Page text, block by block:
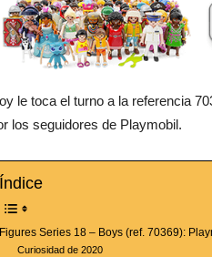
le toca el turno a la referencia
los seguidores de Playmobil.
Índice
Figures Series 18 – Boys (ref. 70369):
Curiosidad de 2020